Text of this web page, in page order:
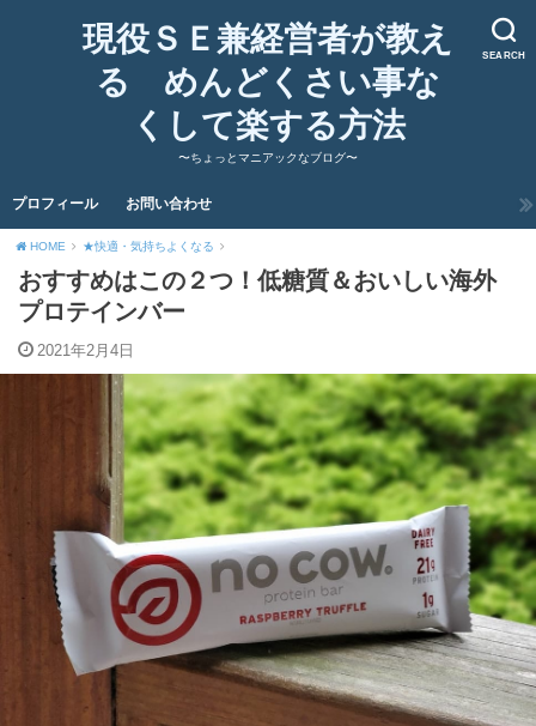
SEARCH
現役ＳＥ兼経営者が教え
る めんどくさい事な
くして楽する方法
〜ちょっとマニアックなブログ〜
プロフィール お問い合わせ
HOME ★快適・気持ちよくなる
おすすめはこの２つ！低糖質＆おいしい海外
プロテインバー
2021年2月4日